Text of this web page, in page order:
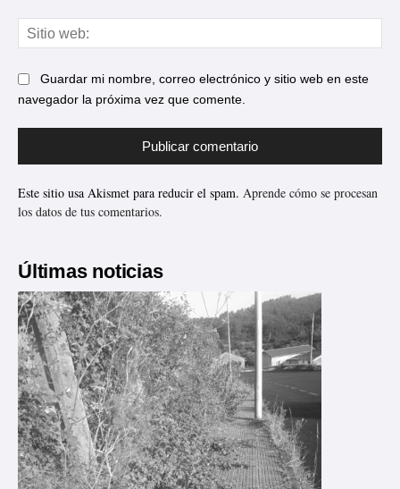
Guardar mi nombre, correo electrónico y sitio web en este
navegador la próxima vez que comente.
Este sitio usa Akismet para reducir el spam. Aprende cómo se procesan
los datos de tus comentarios.
Últimas noticias